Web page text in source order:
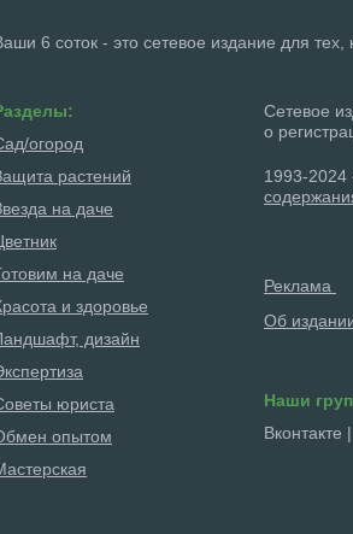
6 соток - это сетевое издание для тех,
огород
растений
на даче
на даче
и здоровье
дизайн
юриста
опытом
Сетевое
о
1993-2024
Реклама
Об
Наши
Вконтакте |